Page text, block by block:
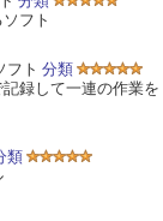
フト
フト 分類
録して一連の作業を
類